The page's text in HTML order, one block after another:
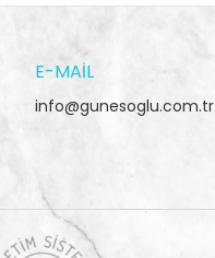
E-MAIL
info@gunesoglu.com.tr